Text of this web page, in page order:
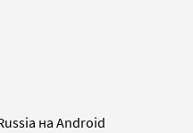
на Android